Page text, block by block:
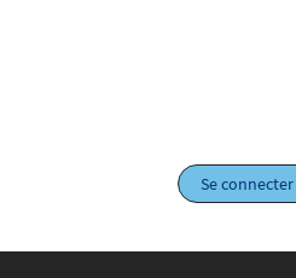
Se connecter